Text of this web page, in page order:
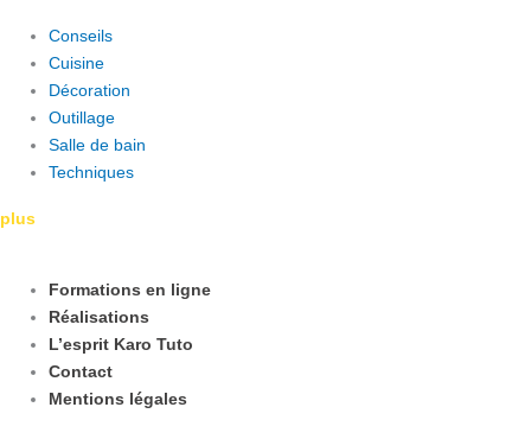
Conseils
Cuisine
Décoration
Outillage
Salle de bain
Techniques
plus
Formations en ligne
Réalisations
L’esprit Karo Tuto
Contact
Mentions légales